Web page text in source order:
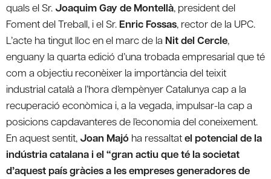
quals el Sr. Joaquim Gay de Montellà, president del
Foment del Treball, i el Sr. Enric Fossas, rector de la UPC.
L’acte ha tingut lloc en el marc de la Nit del Cercle,
enguany la quarta edició d’una trobada empresarial que té
com a objectiu reconèixer la importància del teixit
industrial català a l’hora d’empènyer Catalunya cap a la
recuperació econòmica i, a la vegada, impulsar-la cap a
posicions capdavanteres de l’economia del coneixement.
En aquest sentit, Joan Majó ha ressaltatel potencial de la
indústria catalana i el “gran actiu que té la societat
d’aquest país gràcies a les empreses generadores de